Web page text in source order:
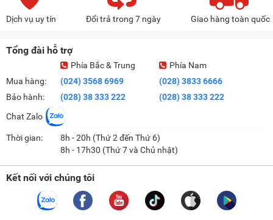
Các loại máy cắt cỏ chạy pin
Hiện nay máy cắt cỏ chạy pin trên thị trường khá đa dạng và thường
được phân loại dựa theo thiết kế và động cơ. Dưới đây là những dòng
máy cắt cỏ chạy pin cơ bản:
Phân loại theo thiết kế
Máy cắt cỏ cầm tay chạy pin:
Dòng máy cắt cỏ chạy pin này
thường có kiểu dáng nhỏ gọn, trọng lượng nhẹ giúp người dùng dễ
dàng cầm nắm, thao tác. Loại máy này thích hợp với công việc cắt
Máy cắt cỏ chạy pin loại đeo vai:Loại máy cắt cỏ chạy pin này
tác làm việc nhiều giờ liền mà không bị nhức mỏi. Thông thường,
dòng máy này có công suất lớn hơn so với loại cầm tay giúp bạn
làm việc ở khu vực rộng hơn.
Máy cắt cỏ đẩy tay chạy pin:
Loại máy cắt cỏ này được thiết kế với
Dịch vụ uy tín Đổi trả trong 7 ngày Giao hàng toàn quốc
Tổng đài hỗ trợ
Mua hàng:
Bảo hành:
Phía Bắc & Trung
(024) 3568 6969
(028) 38 333 222
Phía Nam
(028) 3833 6666
(028) 38 333 222
Chat Zalo
Thời gian:
8h - 20h (Thứ 2 đến Thứ 6)
8h - 17h30 (Thứ 7 và Chủ nhật)
Kết nối với chúng tôi